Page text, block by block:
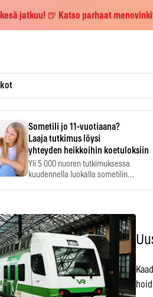
jatkuu! 🍺 Katso parhaat
Sometili jo 11-vuotiaana?
Laaja tutkimus löysi
yhteyden heikkoihin koetuloksiin
Yli 5 000 nuoren tutkimuksessa
kuudennella luokalla sometilin…